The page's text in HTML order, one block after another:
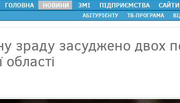
ГОЛОВНА НОВИНИ ЗМІ ПІДПРИЄМСТВА САЙТИ
АБІТУРІЄНТУ ТВ-ПРОГРАМА
зраду засуджено двох
області